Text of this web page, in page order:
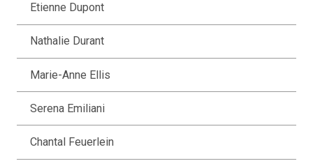
Etienne Dupont
Nathalie Durant
Marie-Anne Ellis
Serena Emiliani
Chantal Feuerlein